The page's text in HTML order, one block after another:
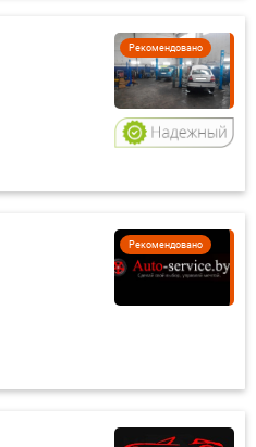
Рекомендовано
Рекомендовано